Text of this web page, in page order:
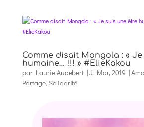
Comme disait Mongola : «
humaine… !!!! » #ElieKakou
par Laurie Audebert|J, Mar, 2019 |
Partage, Solidarité